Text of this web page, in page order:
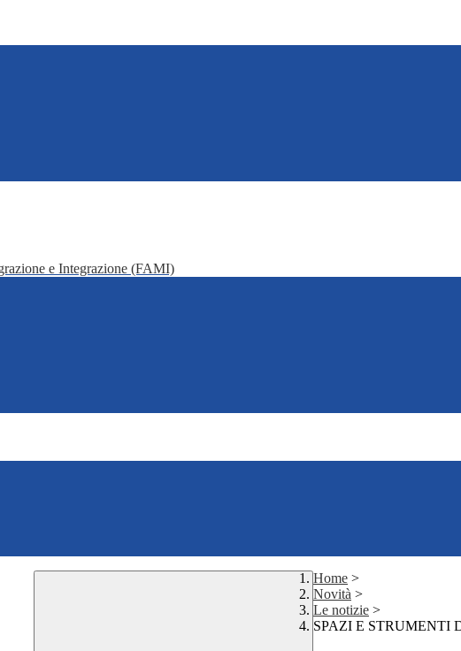
e Integrazione (FAMI)
Home >
Novità >
Le notizie >
SPAZI E STRUMENTI